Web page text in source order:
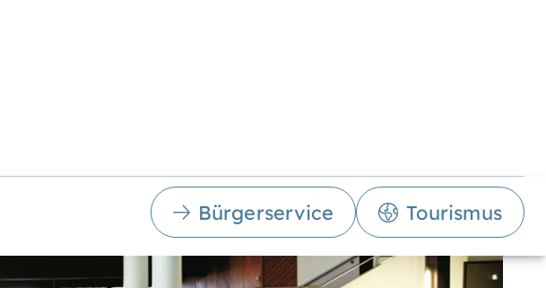
Bürgerservice Tourismus